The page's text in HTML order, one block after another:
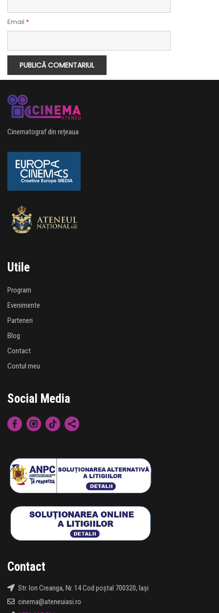
Email *
Cinematograf din rețeaua
Utile
Program
Evenimente
Parteneri
Blog
Contact
Contul meu
Social Media
Contact
Str. Ion Creanga, Nr. 14 Cod poștal 700320, Iași
cinema@ateneuiasi.ro